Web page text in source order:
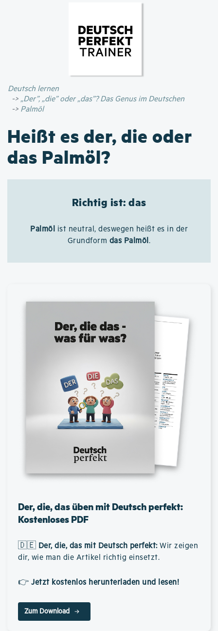
Inhalt
Deutsch lernen
„Der”, „die” oder „das”? Das Genus im Deutschen
Palmöl
Heißt es der, die oder
das Palmöl?
Richtig ist: das
Palmöl ist neutral, deswegen heißt es in der
Grundform das Palmöl.
Der, die, das üben mit Deutsch perfekt:
Kostenloses PDF
🇩🇪 Der, die, das mit Deutsch perfekt: Wir zeigen
dir, wie man die Artikel richtig einsetzt.
👉 Jetzt kostenlos herunterladen und lesen!
Zum Download